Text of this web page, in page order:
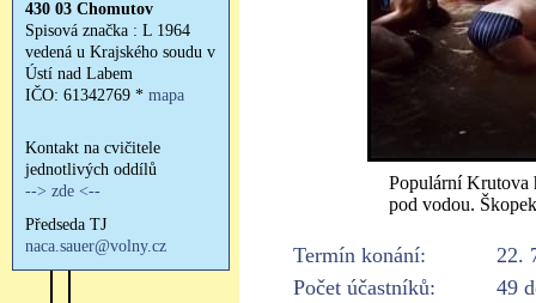
Populární Krutova
pod vodou.
Termín konání:
22.
Počet účastníků:
49